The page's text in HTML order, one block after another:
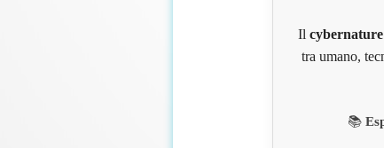
Il cybernature
tra umano,
📚